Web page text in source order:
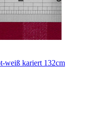
weiß kariert 132cm